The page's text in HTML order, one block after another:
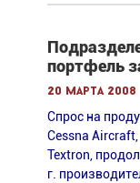
портфель
20 марта 2008
Спрос на
Cessna
Textron,
г.